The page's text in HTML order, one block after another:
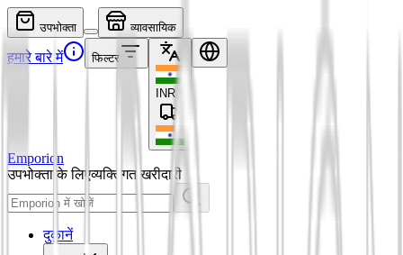
उपभोक्ता व्यावसायिक
हमारे बारे में फिल्टर
INR
Emporion
उपभोक्ता के लिएव्यक्तिगत खरीदारी
दुकानें